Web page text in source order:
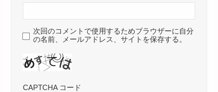
次回のコメントで使用するためブラウザーに自分
の名前、メールアドレス、サイトを保存する。
CAPTCHA コード